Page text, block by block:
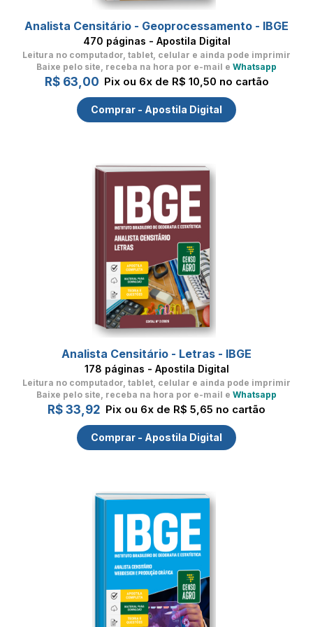
Analista Censitário - Geoprocessamento - IBGE
470 páginas - Apostila Digital
Leitura no computador, tablet, celular e ainda pode imprimir
Baixe pelo site, receba na hora por e-mail e Whatsapp
R$ 63,00 Pix ou 6x de R$ 10,50 no cartão
Comprar - Apostila Digital
Analista Censitário - Letras - IBGE
178 páginas - Apostila Digital
Leitura no computador, tablet, celular e ainda pode imprimir
Baixe pelo site, receba na hora por e-mail e Whatsapp
R$ 33,92 Pix ou 6x de R$ 5,65 no cartão
Comprar - Apostila Digital